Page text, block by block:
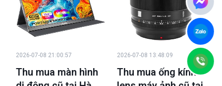
2026-07-08 21:00:57
Thu mua màn hình
2026-07-08 13:48:09
Thu mua ống kính -